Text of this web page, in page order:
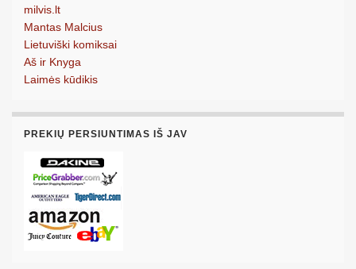
milvis.lt
Mantas Malcius
Lietuviški komiksai
Aš ir Knyga
Laimės kūdikis
PREKIŲ PERSIUNTIMAS IŠ JAV